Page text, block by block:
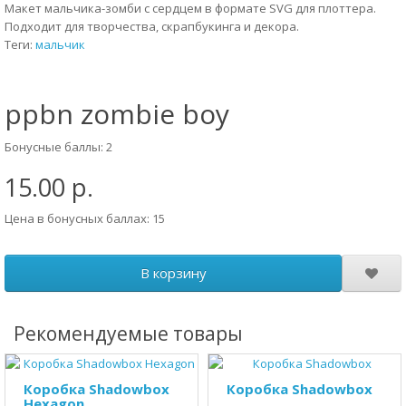
Макет мальчика-зомби с сердцем в формате SVG для плоттера.
Подходит для творчества, скрапбукинга и декора.
Теги: мальчик
ppbn zombie boy
Бонусные баллы: 2
15.00 р.
Цена в бонусных баллах: 15
В корзину
Рекомендуемые товары
Коробка Shadowbox
Коробка Shadowbox